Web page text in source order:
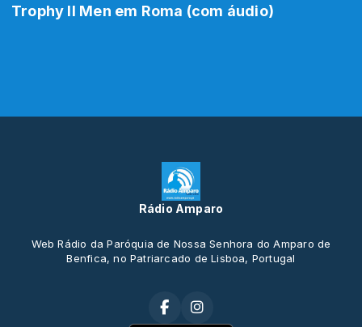
Trophy II Men em Roma (com áudio)
Rádio Amparo
Web Rádio da Paróquia de Nossa Senhora do Amparo de
Benfica, no Patriarcado de Lisboa, Portugal